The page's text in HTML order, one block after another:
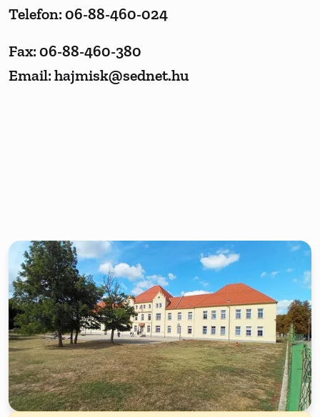
Telefon: 06-88-460-024
Fax: 06-88-460-380
Email: hajmisk@sednet.hu